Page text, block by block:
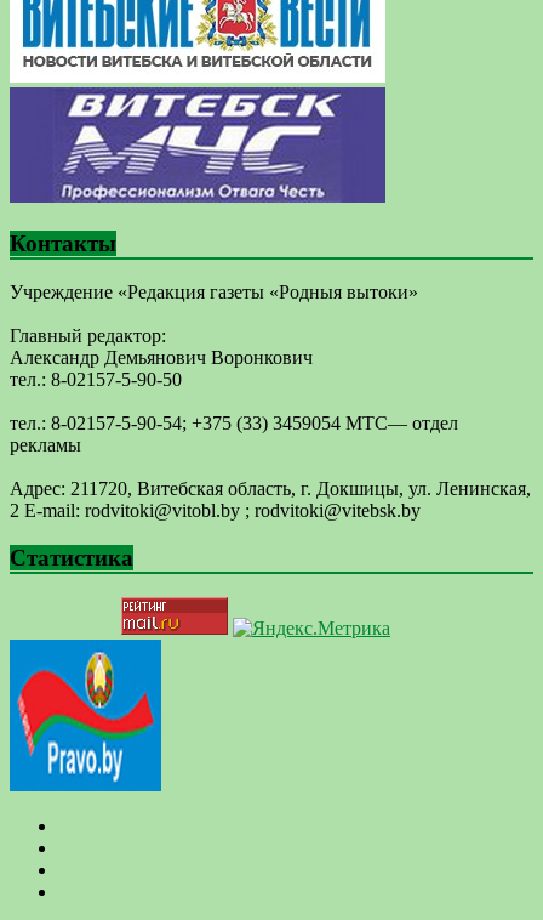
Контакты
Учреждение «Редакция газеты «Родныя вытоки»
Главный редактор:
Александр Демьянович Воронкович
тел.: 8-02157-5-90-50
тел.: 8-02157-5-90-54; +375 (33) 3459054 МТС— отдел
рекламы
Адрес: 211720, Витебская область, г. Докшицы, ул. Ленинская,
2 E-mail: ​rodvitoki@​​vitobl​.by ; rodvitoki@vitebsk.by
Статистика